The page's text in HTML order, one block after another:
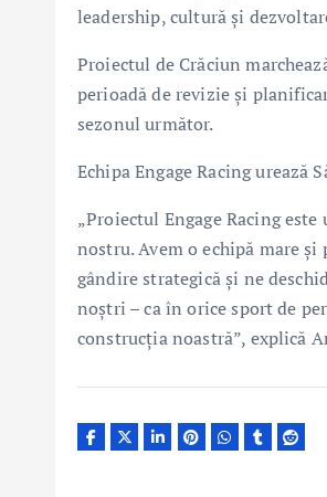
leadership, cultură și
Proiectul de Crăciun
perioadă de revizie și
sezonul următor.
Echipa Engage Racing
„Proiectul Engage Racing
nostru. Avem o echipă mare
gândire strategică şi ne
noştri – ca în orice sport de
construcţia noastră”, explică